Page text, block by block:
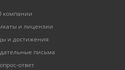
компании
и лицензии
и достижения
письма
ответ